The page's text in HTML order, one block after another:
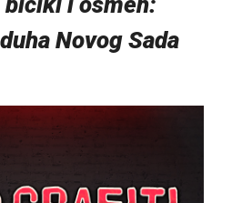
Novog Sada